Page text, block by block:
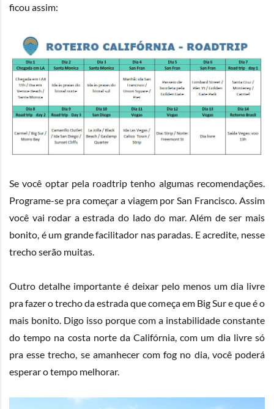
ficou assim:
Se você optar pela roadtrip tenho algumas recomendações.
Programe-se pra começar a viagem por San Francisco. Assim
você vai rodar a estrada do lado do mar. Além de ser mais
bonito, é um grande facilitador nas paradas. E acredite, nesse
trecho serão muitas.
Outro detalhe importante é deixar pelo menos um dia livre
pra fazer o trecho da estrada que começa em Big Sur e que é o
mais bonito. Digo isso porque com a instabilidade constante
do tempo na costa norte da Califórnia, com um dia livre só
pra esse trecho, se amanhecer com fog no dia, você poderá
esperar o tempo melhorar.